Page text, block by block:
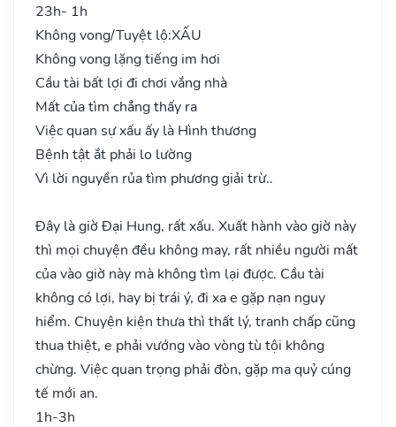
23h- 1h
Không vong/Tuyệt lộ:XẤU
Không vong lặng tiếng im hơi
Cầu tài bất lợi đi chơi vắng nhà
Mất của tìm chẳng thấy ra
Việc quan sự xấu ấy là Hình thương
Bệnh tật ắt phải lo lường
Vì lời nguyền rủa tìm phương giải trừ..
Đây là giờ Đại Hung, rất xấu. Xuất hành vào giờ này
thì mọi chuyện đều không may, rất nhiều người mất
của vào giờ này mà không tìm lại được. Cầu tài
không có lợi, hay bị trái ý, đi xa e gặp nạn nguy
hiểm. Chuyện kiện thưa thì thất lý, tranh chấp cũng
thua thiệt, e phải vướng vào vòng tù tội không
chừng. Việc quan trọng phải đòn, gặp ma quỷ cúng
tế mới an.
1h-3h